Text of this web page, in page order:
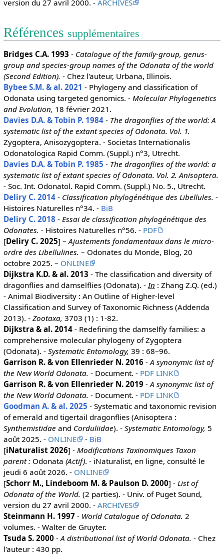
version du 27 avril 2000. - ARCHIVES
Références supplémentaires
Bridges C.A. 1993 - Catalogue of the family-group, genus-
group and species-group names of the Odonata of the world
(Second Edition). - Chez l'auteur, Urbana, Illinois.
Bybee S.M. & al. 2021 - Phylogeny and classification of
Odonata using targeted genomics. - Molecular Phylogenetics
and Evolution, 18 février 2021.
Davies D.A. & Tobin P. 1984- The dragonflies of the world: A
systematic list of the extant species of Odonata. Vol. 1.
Zygoptera, Anisozygoptera. - Societas Internationalis
Odonatologica Rapid Comm. (Suppl.) n°3, Utrecht.
Davies D.A. & Tobin P. 1985 - The dragonflies of the world: a
systematic list of extant species of Odonata. Vol. 2. Anisoptera.
- Soc. Int. Odonatol. Rapid Comm. (Suppl.) No. 5., Utrecht.
Deliry C. 2014- Classification phylogénétique des Libellules. -
Histoires Naturelles n°34. - BiB
Deliry C. 2018 - Essai de classification phylogénétique des
Odonates. - Histoires Naturelles n°56. - PDF
[Deliry C. 2025] –Ajustements fondamentaux dans le micro-
ordre des Libellulines. – Odonates du Monde, Blog, 20
octobre 2025. – ONLINE
Dijkstra K.D. & al. 2013 - The classification and diversity of
dragonflies and damselflies (Odonata). -In : Zhang Z.Q. (ed.)
- Animal Biodiversity : An Outline of Higher-level
Classification and Survey of Taxonomic Richness (Addenda
2013). - Zootaxa, 3703 (1) : 1-82.
Dijkstra & al. 2014- Redefining the damselfly families: a
comprehensive molecular phylogeny of Zygoptera
(Odonata). - Systematic Entomology, 39 : 68–96.
Garrison R. & von Ellenrieder N. 2016-A synonymic list of
the New World Odonata. - Document. - PDF LINK
Garrison R. & von Ellenrieder N. 2019-A synonymic list of
the New World Odonata. - Document. - PDF LINK
Goodman A. & al. 2025 - Systematic and taxonomic revision
of emerald and tigertail dragonflies (Anisoptera :
Synthemistidae and Corduliidae). - Systematic Entomology, 5
août 2025. - ONLINE - BiB
[iNaturalist 2026] - Modifications Taxinomiques Taxon
parent : Odonata (Actif). - iNaturalist, en ligne, consulté le
jeudi 6 août 2026. - ONLINE
[Schorr M., Lindeboom M. & Paulson D. 2000] - List of
Odonata of the World. (2 parties). - Univ. of Puget Sound,
version du 27 avril 2000. - ARCHIVES
Steinmann H. 1997- World Catalogue of Odonata. 2
volumes. - Walter de Gruyter.
Tsuda S. 2000-A distributional list of World Odonata. - Chez
l'auteur : 430 pp.